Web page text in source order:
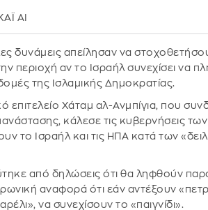
AI
δυνάμεις απείλησαν να
περιοχή αν το Ισραήλ συνεχίσει να
της Ισλαμικής Δημοκρατίας.
επιτελείο Χάταμ αλ-Ανμπίγια, που
κάλεσε τις κυβερνήσεις
το Ισραήλ και τις ΗΠΑ κατά των
από δηλώσεις ότι θα ληφθούν
αναφορά ότι εάν αντέξουν
να συνεχίσουν το «παιγνίδι».